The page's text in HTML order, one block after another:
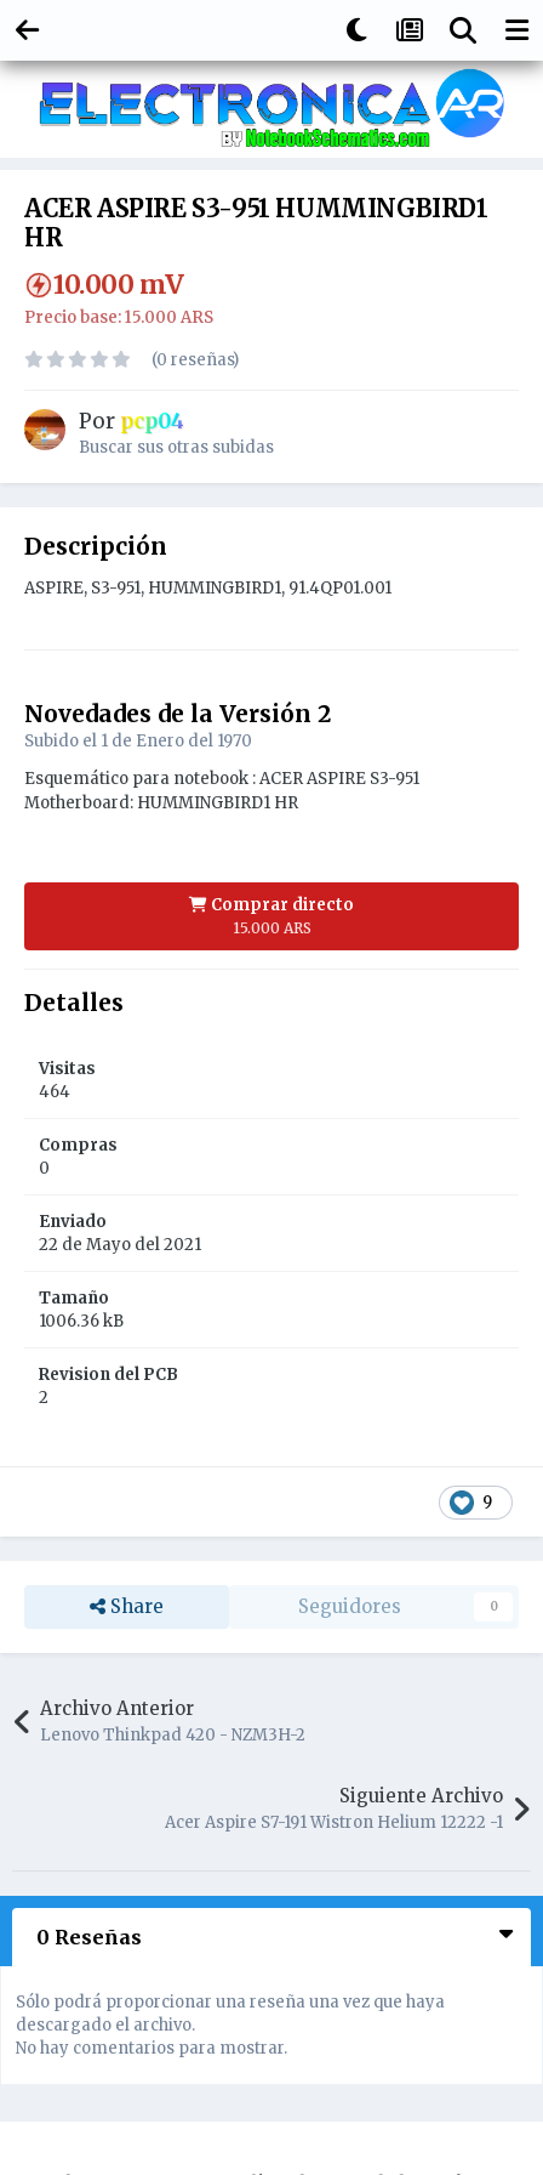
ACER ASPIRE S3-951 HUMMINGBIRD1
HR
10.000 mV
Precio base: 15.000 ARS
(0 reseñas)
Por pcp04
Buscar sus otras subidas
Descripción
ASPIRE, S3-951, HUMMINGBIRD1, 91.4QP01.001
Novedades de la Versión 2
Subido el 1 de Enero del 1970
Esquemático para notebook : ACER ASPIRE S3-951
Motherboard: HUMMINGBIRD1 HR
Comprar directo
15.000 ARS
Detalles
Visitas
464
Compras
0
Enviado
22 de Mayo del 2021
Tamaño
1006.36 kB
Revision del PCB
2
9
Share Seguidores 0
Archivo Anterior
Lenovo Thinkpad 420 - NZM3H-2
Siguiente Archivo
Acer Aspire S7-191 Wistron Helium 12222 -1
0 Reseñas
Sólo podrá proporcionar una reseña una vez que haya
descargado el archivo.
No hay comentarios para mostrar.